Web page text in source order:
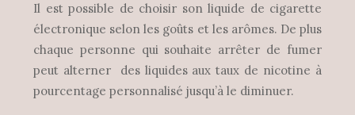
Il est possible de choisir son liquide de cigarette
électronique selon les goûts et les arômes. De plus
chaque personne qui souhaite arrêter de fumer
peut alterner des liquides aux taux de nicotine à
pourcentage personnalisé jusqu’à le diminuer.